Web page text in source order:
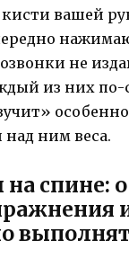
кисти вашей
не
из них
ним веса.
спине: о